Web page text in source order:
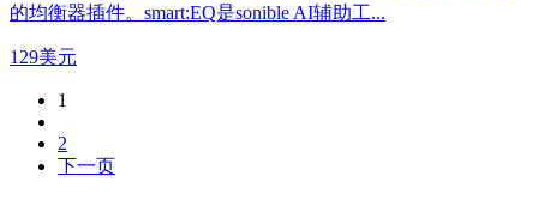
的均衡器插件。smart:EQ是sonible AI辅助工...
129美元
1
2
下一页